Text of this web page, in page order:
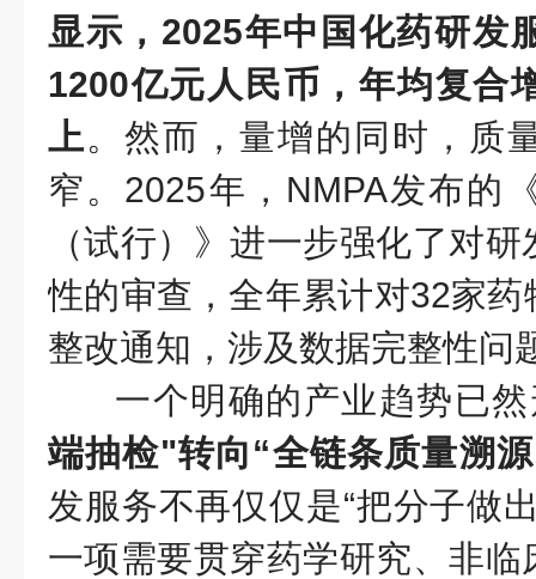
显示，2025年中国化药研发
1200亿元人民币，年均复合
上。然而，量增的同时，质
窄。2025年，NMPA发布的
（试行）》进一步强化了对
性的审查，全年累计对32家
整改通知，涉及数据完整性问
一个明确的产业趋势已
端抽检"转向“全链条质量溯
发服务不再仅仅是“把分子做
一项需要贯穿药学研究、非